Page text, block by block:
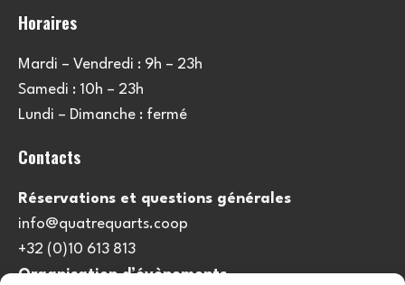
Horaires
Mardi – Vendredi : 9h – 23h
Samedi : 10h – 23h
Lundi – Dimanche : fermé
Contacts
Réservations et questions générales
info@quatrequarts.coop
+32 (0)10 613 813
Organisation d’évènements